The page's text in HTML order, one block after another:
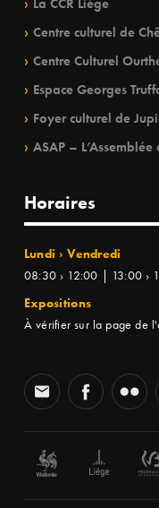
La CCR Liège
Centre culturel de
Centre Culturel
Espace Georges
Foyer culturel de
ASAP –
Horaires
Lundi › Vendredi
08:30 › 12:00 | 13:00 ›
Expositions
À vérifier sur la page de